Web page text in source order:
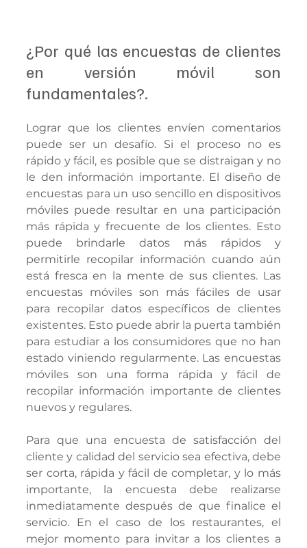
¿Por qué las encuestas de clientes
en versión móvil son
fundamentales?.
Lograr que los clientes envíen comentarios
puede ser un desafío. Si el proceso no es
rápido y fácil, es posible que se distraigan y no
le den información importante. El diseño de
encuestas para un uso sencillo en dispositivos
móviles puede resultar en una participación
más rápida y frecuente de los clientes. Esto
puede brindarle datos más rápidos y
permitirle recopilar información cuando aún
está fresca en la mente de sus clientes. Las
encuestas móviles son más fáciles de usar
para recopilar datos específicos de clientes
existentes. Esto puede abrir la puerta también
para estudiar a los consumidores que no han
estado viniendo regularmente. Las encuestas
móviles son una forma rápida y fácil de
recopilar información importante de clientes
nuevos y regulares.
Para que una encuesta de satisfacción del
cliente y calidad del servicio sea efectiva, debe
ser corta, rápida y fácil de completar, y lo más
importante, la encuesta debe realizarse
inmediatamente después de que finalice el
servicio. En el caso de los restaurantes, el
mejor momento para invitar a los clientes a